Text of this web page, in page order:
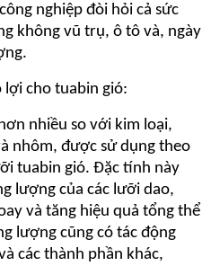
nghiệp đòi hỏi cả sức
không vũ trụ, ô tô và, ngày
lợi cho tuabin gió:
nhiều so với kim loại,
nhôm, được sử dụng theo
tuabin gió. Đặc tính này
lượng của các lưỡi dao,
và tăng hiệu quả tổng thể
lượng cũng có tác động
các thành phần khác,